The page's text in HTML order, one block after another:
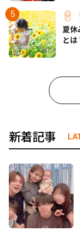
夏休
と
新着記事